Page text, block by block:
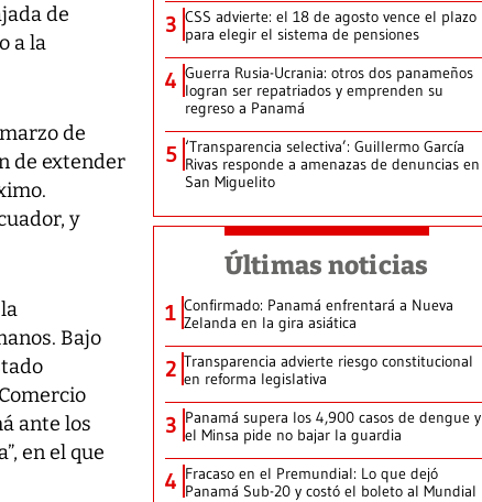
de
a la
de
de extender
y
Bajo
ante los
en el que
3 CSS advierte: el 18 de agosto vence el plazo
para elegir el sistema de pensiones
4 Guerra Rusia-Ucrania: otros dos panameños
logran ser repatriados y emprenden su
regreso a Panamá
5 ‘Transparencia selectiva’: Guillermo García
Rivas responde a amenazas de denuncias en
San Miguelito
Últimas noticias
1 Confirmado: Panamá enfrentará a Nueva
Zelanda en la gira asiática
2 Transparencia advierte riesgo constitucional
en reforma legislativa
3 Panamá supera los 4,900 casos de dengue y
el Minsa pide no bajar la guardia
4 Fracaso en el Premundial: Lo que dejó
Panamá Sub-20 y costó el boleto al Mundial